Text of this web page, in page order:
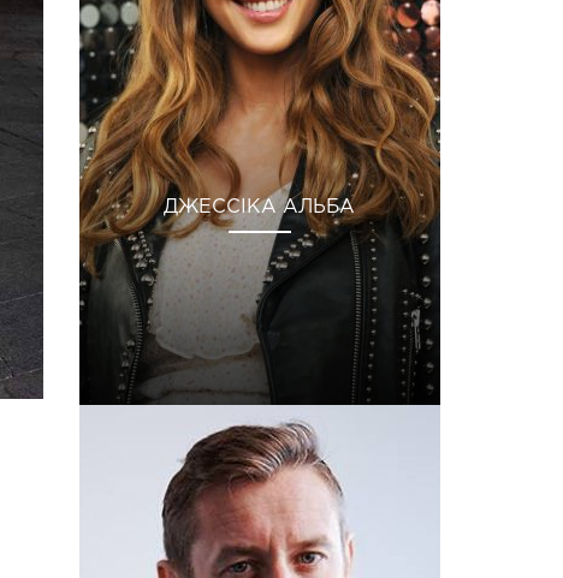
ДЖЕССІКА АЛЬБА